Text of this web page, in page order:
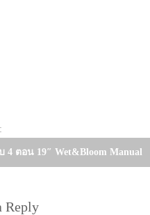
4 ตอน 19″ Wet&Bloom Manual
Reply